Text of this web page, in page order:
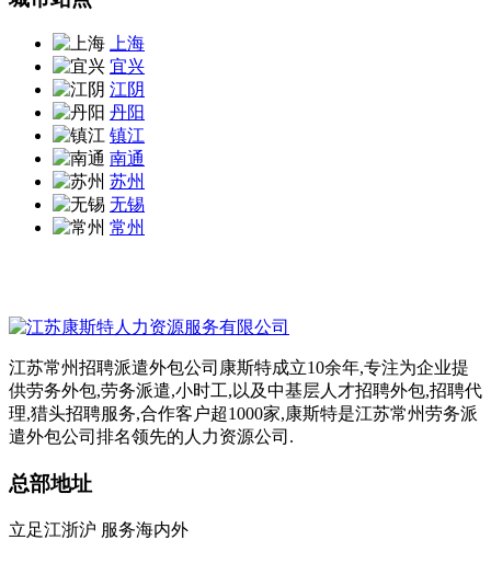
上海
宜兴
江阴
丹阳
镇江
南通
苏州
无锡
常州
江苏常州招聘派遣外包公司康斯特成立10余年,专注为企业提
供劳务外包,劳务派遣,小时工,以及中基层人才招聘外包,招聘代
理,猎头招聘服务,合作客户超1000家,康斯特是江苏常州劳务派
遣外包公司排名领先的人力资源公司.
总部地址
立足江浙沪 服务海内外